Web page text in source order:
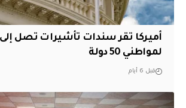
لمواطني 50 دولة
قبل 6 أيام